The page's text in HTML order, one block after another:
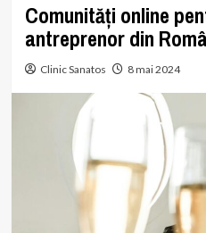
Comunități online
antreprenor din
Clinic Sanatos 8 mai 2024